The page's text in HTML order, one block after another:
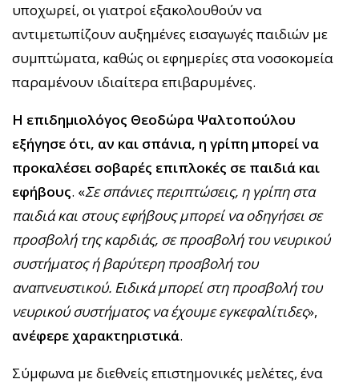
υποχωρεί, οι γιατροί εξακολουθούν να
αντιμετωπίζουν αυξημένες εισαγωγές παιδιών με
συμπτώματα, καθώς οι εφημερίες στα νοσοκομεία
παραμένουν ιδιαίτερα επιβαρυμένες.
Η επιδημιολόγος Θεοδώρα Ψαλτοπούλου
εξήγησε ότι, αν και σπάνια, η γρίπη μπορεί να
προκαλέσει σοβαρές επιπλοκές σε παιδιά και
εφήβους. «Σε σπάνιες περιπτώσεις, η γρίπη στα
παιδιά και στους εφήβους μπορεί να οδηγήσει σε
προσβολή της καρδιάς, σε προσβολή του νευρικού
συστήματος ή βαρύτερη προσβολή του
αναπνευστικού. Ειδικά μπορεί στη προσβολή του
νευρικού συστήματος να έχουμε εγκεφαλίτιδες»,
ανέφερε χαρακτηριστικά.
Σύμφωνα με διεθνείς επιστημονικές μελέτες, ένα